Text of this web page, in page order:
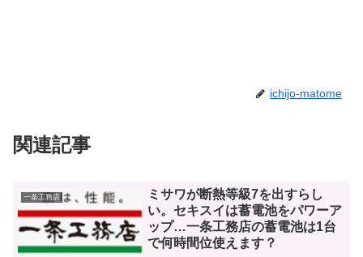
ichijo-matome
関連記事
一条工務店
ミサワが断熱等級7を出すらし
い。セキスイは蓄電池をパワーア
ップ…一条工務店の蓄電池は1台
で何時間位使えます？